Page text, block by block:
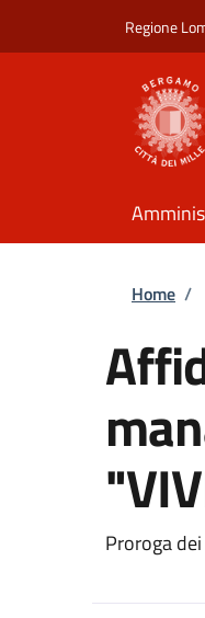
Regione
Home /
Proroga